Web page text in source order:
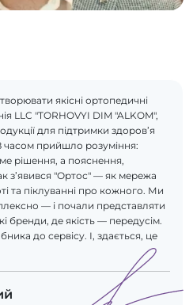
якісні ортопедичні
LLC "TORHOVYI DIM "ALKOM",
для підтримки здоров’я
часом прийшло розуміння:
рішення, а пояснення,
з’явився "Ортос" — як мережа
та піклуванні про кожного. Ми
— і почали представляти
бренди, де якість — передусім.
до сервісу. І, здається, це